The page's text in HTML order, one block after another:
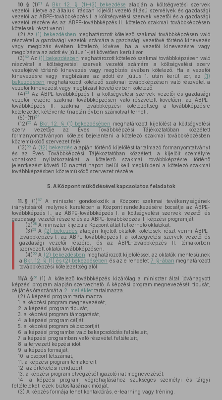
10. § (1)51 A Bkr. 12. § (1)–(3) bekezdése alapján a költségvetési szervek
vezetői, illetve az általuk írásban kijelölt vezető állású személyek és gazdasági
vezetői az ÁBPE-továbbképzés I. a költségvetési szervek vezetői és a gazdasági
vezetői részére és az ÁBPE-továbbképzés II. kötelező szakmai továbbképzésen
kötelesek részt venni.
(2) Az (1) bekezdésben meghatározott kötelező szakmai továbbképzésen való
részvétel a gazdasági vezetők számára a gazdasági vezetővé történő kinevezés
vagy megbízás évében kötelező, kivéve, ha a vezetői kinevezésre vagy
megbízásra az adott év július 1-jét követően került sor.
(3)52 Az (1) bekezdésben meghatározott kötelező szakmai továbbképzésen való
részvétel a költségvetési szervek vezetői számára a költségvetési szerv
vezetőjévé történő kinevezés vagy megbízás évében kötelező. Ha a vezetői
kinevezésre vagy megbízásra az adott év július 1. után kerül sor, az (1)
bekezdésben meghatározott kötelező szakmai továbbképzésen való részvétel a
vezetői kinevezést vagy megbízást követő évben kötelező.
(4)53 Az ÁBPE-továbbképzés I. a költségvetési szervek vezetői és gazdasági
vezetői részére szakmai továbbképzésen való részvételt követően, az ÁBPE-
továbbképzés II. szakmai továbbképzési kötelezettség a továbbképzésre
kötelezettet kétévente (naptári évben számolva) terheli.
(5)–(11)54
(12)55 A Bkr. 12. § (1) bekezdésében meghatározott kijelölést a költségvetési
szerv vezetője az Éves Továbbképzési Tájékoztatóban közzétett
formanyomtatványon köteles bejelenteni a kötelező szakmai továbbképzésben
közreműködő szervezet felé.
(13)56 A (12) bekezdés alapján történő kijelölést tartalmazó formanyomtatványt
és az Éves Továbbképzési Tájékoztatóban közzétett, a kijelölt személyre
vonatkozó nyilatkozatokat a kötelező szakmai továbbképzésre történő
jelentkezést követő 10 naptári napon belül kell megküldeni a kötelező szakmai
továbbképzésben közreműködő szervezet részére.
5. A Központ működésével kapcsolatos feladatok
11. § (1)57A miniszter gondoskodik a Központ szakmai tevékenységének
irányításáról, melynek keretében a Központ rendelkezésére bocsátja az ÁBPE-
továbbképzés I., az ÁBPE-továbbképzés I. a költségvetési szervek vezetői és
gazdasági vezetői részére és az ÁBPE-továbbképzés II. képzési programját.
(2)58A miniszter kijelöli a Központ által felkérhető oktatókat.
(3)59A (2) bekezdés alapján kijelölt oktatók kötelesek részt venni ÁBPE-
továbbképzés I., az ÁBPE-továbbképzés I. a költségvetési szervek vezetői és
gazdasági vezetői részére, és az ÁBPE-továbbképzés II. témakörben
szervezett oktatói továbbképzésen.
(4)60A (2) bekezdésben meghatározott kijelöléssel az oktatók mentesülnek
a Bkr. 12. § (1) és (2) bekezdésében és az e rendelet 7. §-ában meghatározott
továbbképzési kötelezettség alól.
11/A. § 61 (1) A kötelező továbbképzés kizárólag a miniszter által jóváhagyott
képzési program alapján szervezhető. A képzési program megnevezését, típusát,
célját és óraszámát a 2. melléklet tartalmazza.
(2) A képzési program tartalmazza
1. a képzési program megnevezését,
2. a képzési program típusát,
3. a képzési program támogatását,
4. a képzési program célját
5. a képzési program célcsoportját,
6. a képzési programba való bekapcsolódás feltételeit,
7. a képzési programban való részvétel feltételeit,
8. a tervezett képzési időt,
9. a képzés formáját,
10. a csoport létszámát,
11. a képzési program témaköreit,
12. az értékelési rendszert,
13. a képzési program elvégzését igazoló irat megnevezését,
14.
a képzési program végrehajtásához szükséges személyi és tárgyi
feltételeket, ezek biztosításának módját.
(3) A képzés formája lehet kontaktórás, e-learning vagy tréning.